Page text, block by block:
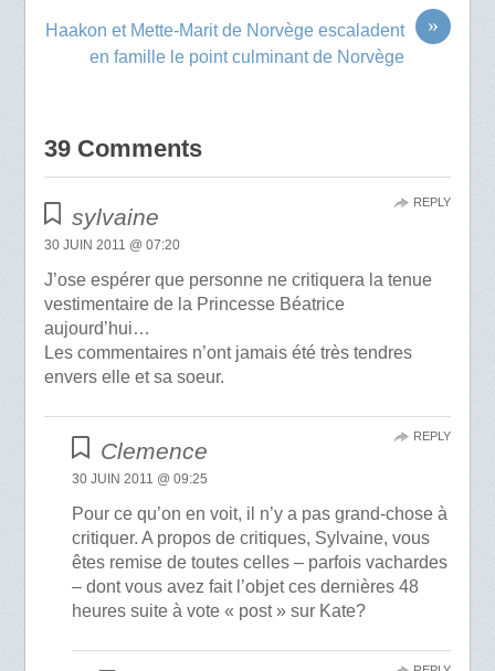
»
Haakon et Mette-Marit de Norvège escaladent
en famille le point culminant de Norvège
39 Comments
sylvaine
30 JUIN 2011 @ 07:20
J’ose espérer que personne ne critiquera la tenue
vestimentaire de la Princesse Béatrice
aujourd’hui…
Les commentaires n’ont jamais été très tendres
envers elle et sa soeur.
REPLY
Clemence
30 JUIN 2011 @ 09:25
Pour ce qu’on en voit, il n’y a pas grand-chose à
critiquer. A propos de critiques, Sylvaine, vous
êtes remise de toutes celles – parfois vachardes
– dont vous avez fait l’objet ces dernières 48
heures suite à vote « post » sur Kate?
REPLY